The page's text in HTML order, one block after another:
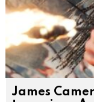
James